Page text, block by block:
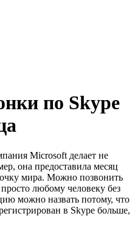
по Skype
Microsoft делает не
она предоставила месяц
мира. Можно позвонить
любому человеку без
можно назвать потому, что
в Skype больше,